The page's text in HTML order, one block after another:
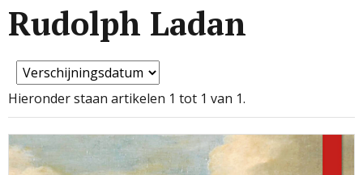
Rudolph Ladan
Hieronder staan artikelen 1 tot 1 van 1.